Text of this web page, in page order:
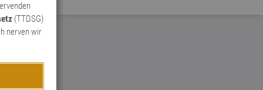
(TTDSG)
nerven wir